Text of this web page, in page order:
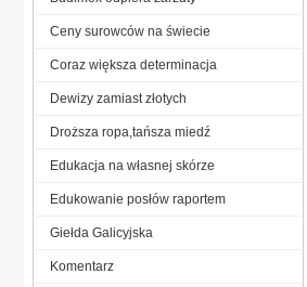
Ceny surowców na świecie
Coraz większa determinacja
Dewizy zamiast złotych
Droższa ropa,tańsza miedź
Edukacja na własnej skórze
Edukowanie posłów raportem
Giełda Galicyjska
Komentarz